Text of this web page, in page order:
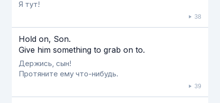
Я тут!
38
Hold on, Son.
Give him something to grab on to.
Держись, сын!
Протяните ему что-нибудь.
39